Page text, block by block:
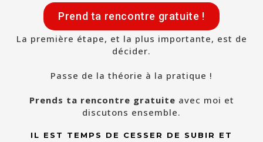
Prend ta rencontre gratuite !
La première étape, et la plus importante, est de
décider.
Passe de la théorie à la pratique !
Prends ta rencontre gratuite avec moi et
discutons ensemble.
IL EST TEMPS DE CESSER DE SUBIR ET